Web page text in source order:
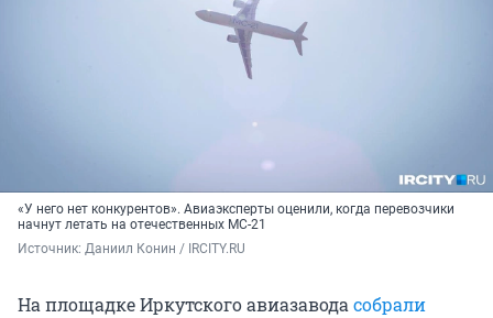
«У него нет конкурентов». Авиаэксперты оценили, когда перевозчики
начнут летать на отечественных МС-21
Источник: Даниил Конин / IRCITY.RU
На площадке Иркутского авиазаводасобрали